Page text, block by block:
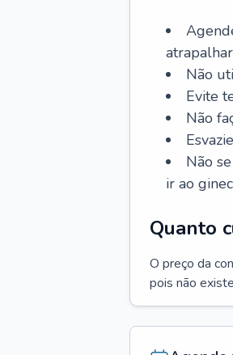
Não
Evite
Não
Não
ir ao
Quanto
O preço da
pois não